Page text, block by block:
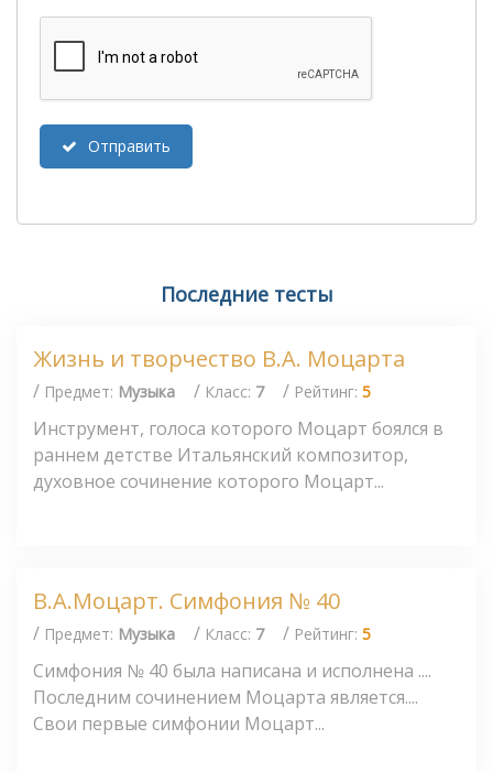
Отправить
Последние тесты
Жизнь и творчество В.А. Моцарта
/ Предмет: Музыка / Класс: 7 / Рейтинг: 5
Инструмент, голоса которого Моцарт боялся в
раннем детстве Итальянский композитор,
духовное сочинение которого Моцарт...
В.А.Моцарт. Симфония № 40
/ Предмет: Музыка / Класс: 7 / Рейтинг: 5
Симфония № 40 была написана и исполнена ....
Последним сочинением Моцарта является....
Свои первые симфонии Моцарт...